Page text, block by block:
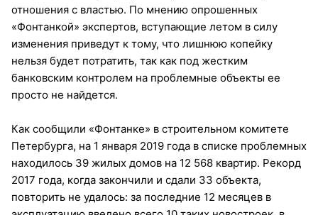
отношения с властью. По мнению опрошенных
«Фонтанкой» экспертов, вступающие летом в силу
изменения приведут к тому, что лишнюю копейку
нельзя будет потратить, так как под жестким
банковским контролем на проблемные объекты ее
просто не найдется.
Как сообщили «Фонтанке» в строительном комитете
Петербурга, на 1 января 2019 года в списке проблемных
находилось 39 жилых домов на 12 568 квартир. Рекорд
2017 года, когда закончили и сдали 33 объекта,
повторить не удалось: за последние 12 месяцев в